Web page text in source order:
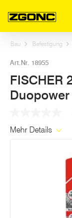
Bau Befestigung
Art.Nr. 18955
FISCHER
Link
Mehr Details